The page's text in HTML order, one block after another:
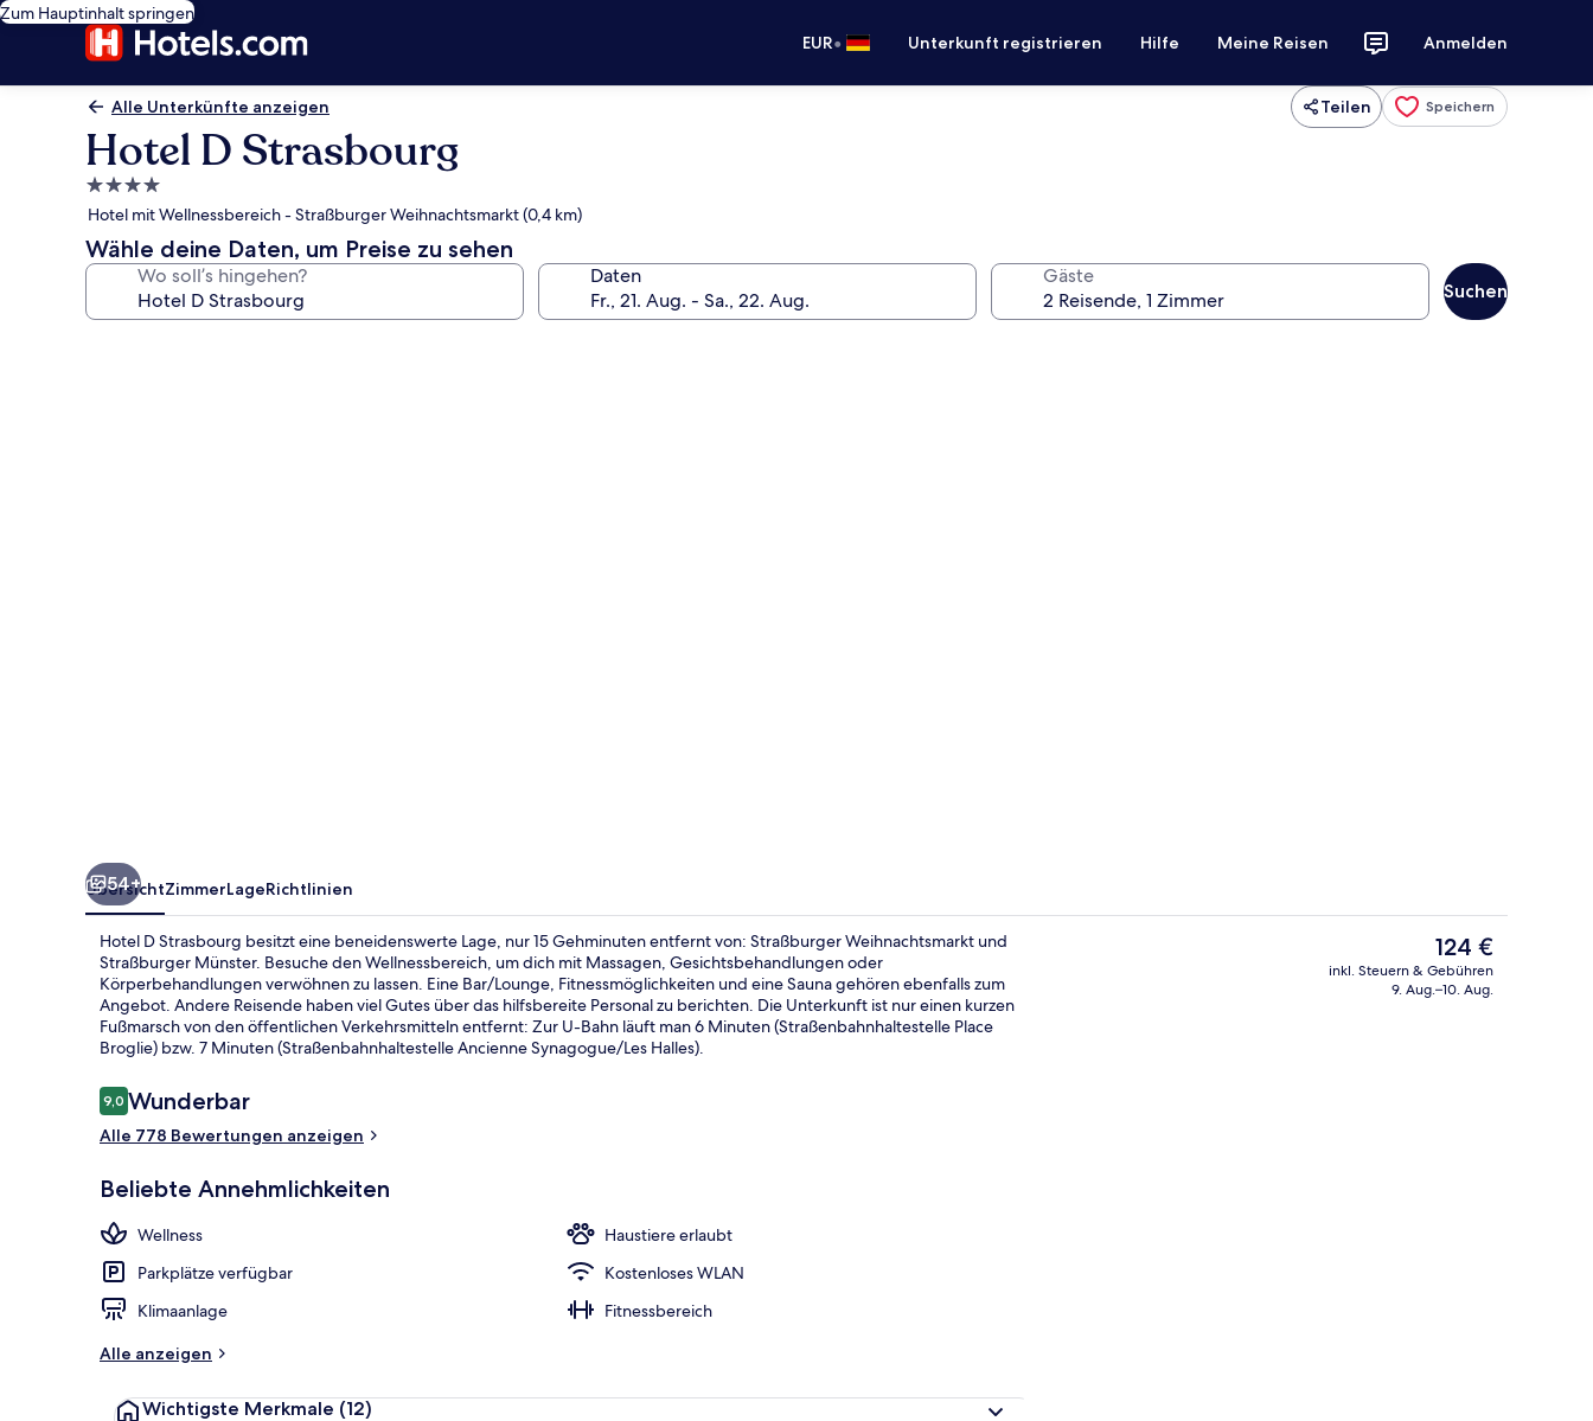
Zum Hauptinhalt springen
EUR• Unterkunft registrieren Hilfe Meine Reisen Anmelden
Alle Unterkünfte anzeigen Teilen Speichern
Hotel D Strasbourg
4.0-
Sterne-
Unterkunft
Hotel mit Wellnessbereich - Straßburger Weihnachtsmarkt (0,4 km)
Wähle deine Daten, um Preise zu sehen
Wo soll’s hingehen? Daten Gäste
Suchen
Executive-Suite | Wohnbereich | 46-Zoll-Flachbildfernseher mit Satellitenempfang
54+
ÜbersichtZimmerLageRichtlinien
Hotel D Strasbourg besitzt eine beneidenswerte Lage, nur 15 Gehminuten entfernt von: Straßburger Weihnachtsmarkt und
Straßburger Münster. Besuche den Wellnessbereich, um dich mit Massagen, Gesichtsbehandlungen oder
Körperbehandlungen verwöhnen zu lassen. Eine Bar/Lounge, Fitnessmöglichkeiten und eine Sauna gehören ebenfalls zum
Angebot. Andere Reisende haben viel Gutes über das hilfsbereite Personal zu berichten. Die Unterkunft ist nur einen kurzen
Fußmarsch von den öffentlichen Verkehrsmitteln entfernt: Zur U-Bahn läuft man 6 Minuten (Straßenbahnhaltestelle Place
Broglie) bzw. 7 Minuten (Straßenbahnhaltestelle Ancienne Synagogue/Les Halles).
Bewertungen
9,09,0 von 10.
Wunderbar
Alle 778 Bewertungen anzeigen
Beliebte Annehmlichkeiten
Wellness
Haustiere erlaubt
Parkplätze verfügbar
Kostenloses WLAN
Klimaanlage
Fitnessbereich
Alle anzeigen
Wichtigste Merkmale (12)
Der
aktuelle
Preis
124 €
inkl. Steuern & Gebühren
9. Aug.–10. Aug.